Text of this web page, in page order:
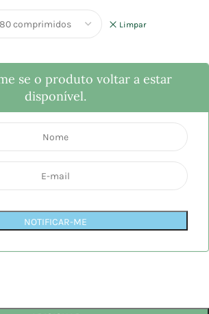
Limpar
se o produto voltar a estar
disponível.
NOTIFICAR-ME